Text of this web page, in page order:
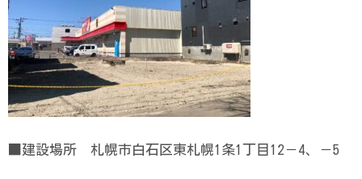
■建設場所 札幌市白石区東札幌1条1丁目12－4、－5